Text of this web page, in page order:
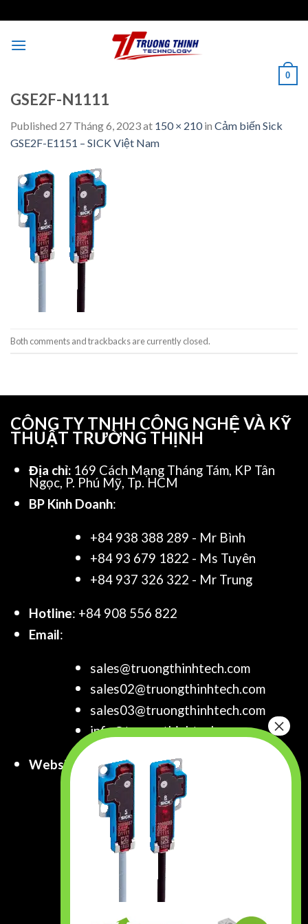
to
content
0
GSE2F-N1111
Published 27 Tháng 6, 2023at 150 × 210in Cảm biến Sick
GSE2F-E1151 – SICK Việt Nam
Both comments and trackbacks are currently closed.
CÔNG TY TNHH CÔNG NGHỆ VÀ KỸ
THUẬT TRƯỜNG THỊNH
Địa chỉ: 169 Cách Mạng Tháng Tám, KP Tân
Ngọc, P. Phú Mỹ, Tp. HCM
BP Kinh Doanh:
+84 938 388 289 - Mr Bình
+84 93 679 1822 - Ms Tuyên
+84 937 326 322 - Mr Trung
Hotline: +84 908 556 822
Email:
sales@truongthinhtech.com
sales02@truongthinhtech.com
sales03@truongthinhtech.com
info@truongthinhtech.com
Website
www.truongthinhtech.com
www.components.com.vn